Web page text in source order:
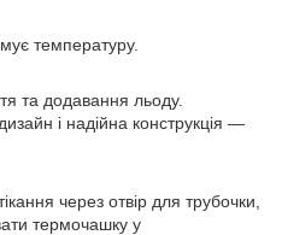
температуру.
та додавання льоду.
і надійна конструкція —
через отвір для трубочки,
термочашку у